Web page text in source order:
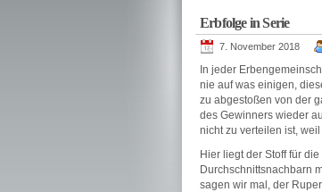
Erbfolge in Serie
7. November 2018
In jeder
nie auf was einigen,
zu abgestoßen von der
des Gewinners wieder
nicht zu verteilen ist,
Hier liegt der Stoff für
Durchschnittsnachbarn
sagen wir mal, der